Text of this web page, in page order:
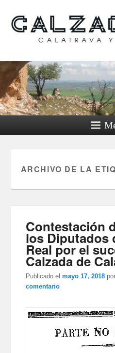
Calzada
su
ARCHIVO DE LA
Contestación
los Diputados
Real por el
Calzada de
Publicado el mayo 17, 2018
comentario